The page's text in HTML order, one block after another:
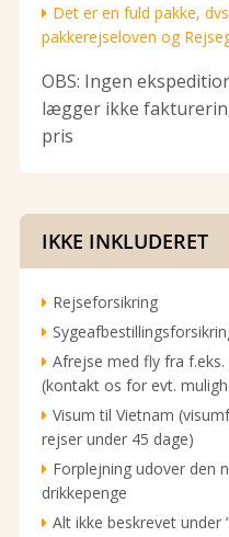
Det er en fuld pakke,
pakkerejseloven og
OBS: Ingen
lægger ikke
pris
IKKE INKLUDERET
Rejseforsikring
Afrejse med fly fra
(kontakt os for evt.
Visum til Vietnam
rejser under 45 dage)
Forplejning udover den
drikkepenge
Alt ikke beskrevet under